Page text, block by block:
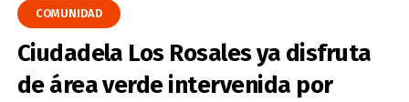
COMUNIDAD
Ciudadela Los Rosales ya disfruta
de área verde intervenida por